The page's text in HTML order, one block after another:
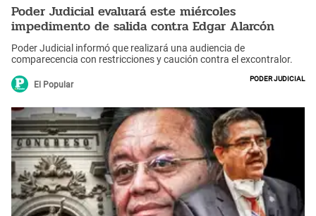
Poder Judicial evaluará este miércoles
impedimento de salida contra Edgar Alarcón
Poder Judicial informó que realizará una audiencia de
comparecencia con restricciones y caución contra el excontralor.
El Popular
Poder Judicial